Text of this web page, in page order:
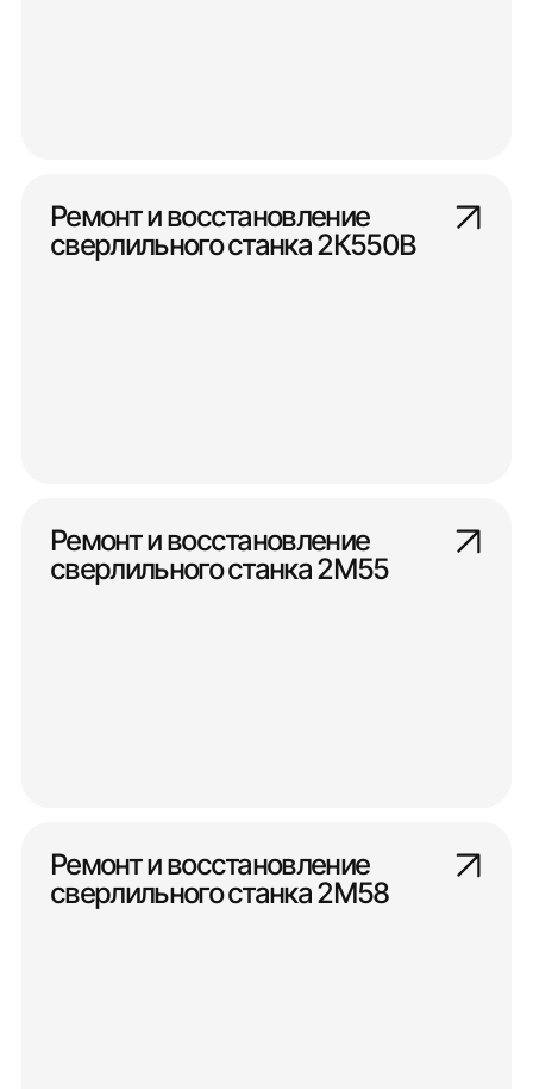
Ремонт и восстановление
сверлильного станка 2К550В
Ремонт и восстановление
сверлильного станка 2М55
Ремонт и восстановление
сверлильного станка 2М58